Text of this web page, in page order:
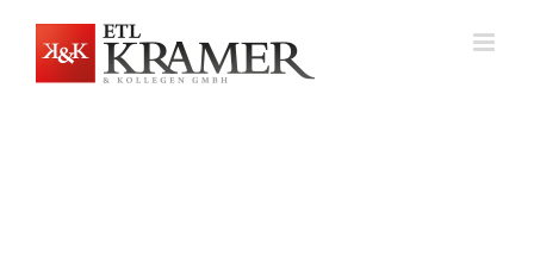
springen